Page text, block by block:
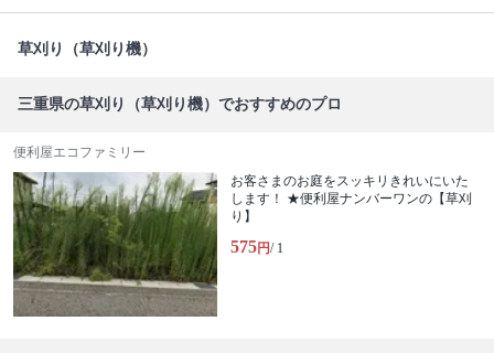
草刈り（草刈り機）
三重県の草刈り（草刈り機）でおすすめのプロ
便利屋エコファミリー
お客さまのお庭をスッキリきれいにいた
します！ ★便利屋ナンバーワンの【草刈
り】
575円/ 1